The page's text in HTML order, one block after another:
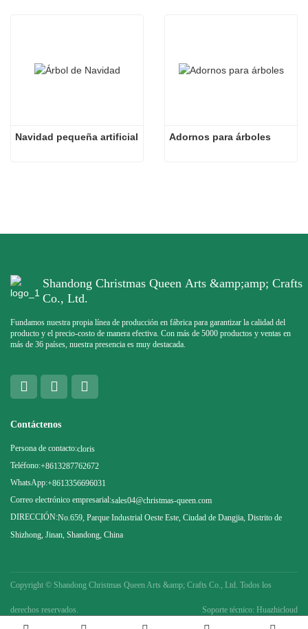
Navidad pequeña artificial Adornos para árboles
Shandong Christmas Queen Arts &amp;amp; Crafts
Co., Ltd.
Fundamos nuestra propia línea de producción en fábrica para garantizar la calidad del
producto y el precio-costo de manera efectiva. Con más de 5000 productos y ventas en
más de 36 países, nuestra presencia es muy destacada.
Contáctenos
Persona de contacto:cloris
Teléfono:+8613287762672
WhatsApp:+8613356696031
Correo electrónico empresarial:sales04@christmas-queen.com
DIRECCIÓN:No.659, Parque Industrial Oeste Este, Ciudad de Dangjia, Distrito de
Shizhong, Jinan, Shandong, China
Copyright © Shandong Christmas Queen Arts &amp; Crafts Co., Ltd. Todos los
derechos reservados. Soporte técnico: Huazhicloud